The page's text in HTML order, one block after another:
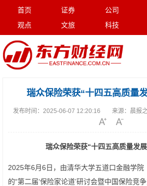
首页 证券 公司
观点
文旅 科技
瑞众保险荣获“十四五高质量
发布时间： 2025-06-07 12:20:16 来源： 晨报
瑞众保险荣获“十四五高质量发
2025年6月6日，由清华大学五道口金融学院
的“第二届‘保险家论道’研讨会暨中国保险竞